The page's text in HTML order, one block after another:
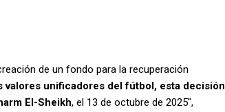
de un fondo para la recuperación
valores unificadores del fútbol, esta decisión
El-Sheikh, el 13 de octubre de 2025″,